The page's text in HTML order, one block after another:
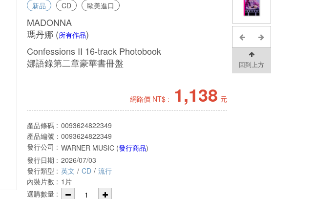
回到上方
新品 CD 歐美進口
MADONNA
瑪丹娜 (所有作品)
Confessions II 16-track Photobook
娜語錄第二章豪華書冊盤
網路價 NT$ : 1,138 元
產品條碼 : 0093624822349
產品編號： 0093624822349
發行公司 : WARNER MUSIC (發行商品)
發行日期 : 2026/07/03
發行類型 : 英文 / CD / 流行
內裝片數 : 1片
選購數量 :